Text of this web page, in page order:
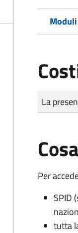
Tipo di
Importo
La
Per
SPID
tutta